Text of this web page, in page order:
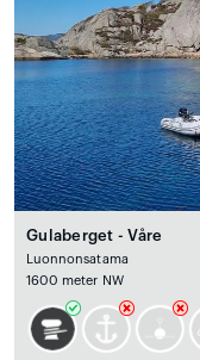
Gulaberget - Våre
Luonnonsatama
1600 meter NW